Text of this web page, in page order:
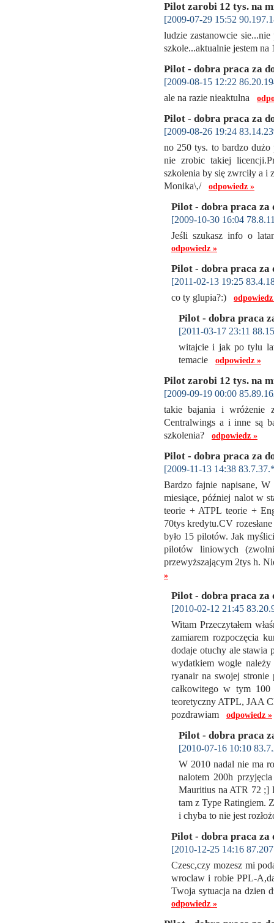
Pilot zarobi 12 tys. na
[2009-07-29 15:52
ludzie zastanowcie
szkole...aktualnie jestem
Pilot - dobra praca za
[2009-08-15 12:22
ale na razie nieaktulna
Pilot - dobra praca za
[2009-08-26 19:24
no 250 tys. to bardzo dużo
nie zrobic takiej
szkolenia by się zwrciły a i
Monika\,/ odpowiedz »
Pilot - dobra praca za
[2009-10-30 16:04
Jeśli szukasz info o
odpowiedz »
Pilot - dobra praca za
[2011-02-13 19:25
co ty glupia?:)
Pilot - dobra praca
[2011-03-17 23:11
witajcie i jak po tylu
temacie odpowiedz »
Pilot zarobi 12 tys. na
[2009-09-19 00:00
takie bajania i
Centralwings a i inne są
szkolenia? odpowiedz »
Pilot - dobra praca za
[2009-11-13 14:38
Bardzo fajnie napisane,
miesiące, później nalot w
teorie + ATPL teorie +
70tys kredytu.CV
było 15 pilotów. Jak
pilotów liniowych
przewyższającym 2tys h.
»
Pilot - dobra praca za
[2010-02-12 21:45
Witam Przeczytałem
zamiarem rozpoczęcia
dodaje otuchy ale stawia
wydatkiem wogle
ryanair na swojej stronie
całkowitego w tym 100
teoretyczny ATPL, JAA
pozdrawiam odpowiedz »
Pilot - dobra praca
[2010-07-16 10:10
W 2010 nadal nie ma
nalotem 200h
Mauritius na ATR 72 ;]
tam z Type Ratingiem.
i chyba to nie jest
Pilot - dobra praca za
[2010-12-25 14:16
Czesc,czy mozesz mi
wroclaw i robie PPL-
Twoja sytuacja na dzien
odpowiedz »